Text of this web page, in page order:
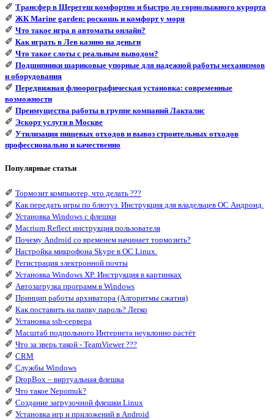
✐ Трансфер в Шерегеш комфортно и быстро до горнолыжного курорта
✐ ЖК Marine garden: роскошь и комфорт у моря
✐ Что такое игра в автоматы онлайн?
✐ Как играть в Лев казино на деньги
✐ Что такое слоты с реальным выводом?
✐ Подшипники шариковые упорные для надежной работы механизмов
и оборудования
✐ Передвижная флюорографическая установка: современные
возможности
✐ Преимущества работы в группе компаний Лакталис
✐ Эскорт услуги в Москве
✐ Утилизация пищевых отходов и вывоз строительных отходов
профессионально и качественно
Популярные статьи
✐ Тормозит компьютер, что делать ???
✐ Как передать игры по блютуз. Инструкция для владельцев ОС Андроид.
✐ Установка Windows с флешки
✐ Macrium Reflect инструкция пользователя
✐ Почему Android со временем начинает тормозить?
✐ Настройка микрофона Skype в ОС Linux.
✐ Регистрация электронной почты
✐ Установка Windows XP. Инструкция в картинках
✐ Автозагрузка программ в Windows
✐ Принцип работы архиватора (Алгоритмы сжатия)
✐ Как поставить на папку пароль? Легко
✐ Установка ssh-сервера
✐ Масштаб подпольного Интернета неуклонно растёт
✐ Что за зверь такой - TeamViewer ???
✐ CRM
✐ Службы Windows
✐ DropBox – виртуальная флешка
✐ Что такое Nepomuk?
✐ Создание загрузочной флешки Linux
✐ Установка игр и приложений в Android